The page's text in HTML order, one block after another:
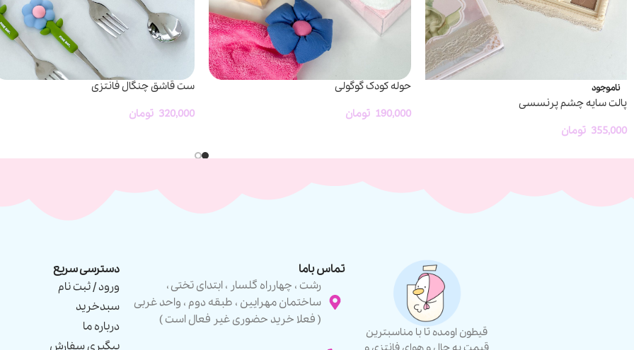
ناموجود
پالت سایه چشم پرنسسی
355,000 تومان
حوله کودک گوگولی
190,000 تومان
ست قاشق چنگال فانتزی
320,000 تومان
قیطون اومده تا با مناسبترین
تماس باما
رشت ، چهارراه گلسار ، ابتدای تختی ،
ساختمان مهرایین ، طبقه دوم ، واحد غربی
( فعلا خرید حضوری غیر فعال است )
دسترسی سریع
ورود / ثبت نام
سبدخرید
درباره ما
پیگیری سفارش